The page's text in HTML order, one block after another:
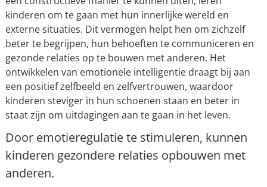
kinderen om te gaan met hun innerlijke wereld en
externe situaties. Dit vermogen helpt hen om zichzelf
beter te begrijpen, hun behoeften te communiceren en
gezonde relaties op te bouwen met anderen. Het
ontwikkelen van emotionele intelligentie draagt bij aan
een positief zelfbeeld en zelfvertrouwen, waardoor
kinderen steviger in hun schoenen staan en beter in
staat zijn om uitdagingen aan te gaan in het leven.
Door emotieregulatie te stimuleren, kunnen
kinderen gezondere relaties opbouwen met
anderen.